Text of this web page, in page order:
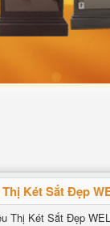
Két Sắt Đẹp
Thị Két Sắt Đẹp